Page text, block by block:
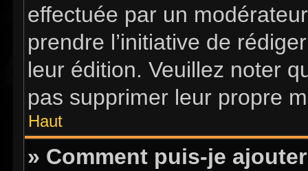
effectuée par un
prendre l’initiative de
leur édition. Veuillez noter
pas supprimer leur propre
Haut
» Comment puis-je